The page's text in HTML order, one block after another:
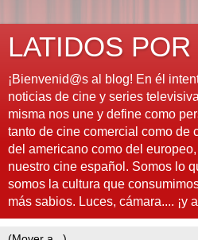
LATIDOS
¡Bienvenid@s al blog! En él
noticias de cine y series
misma nos une y define como
tanto de cine comercial como de
del americano como del
nuestro cine español. Somos lo
somos la cultura que
más sabios. Luces, cámara.... ¡y